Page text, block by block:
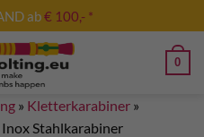
ab€ 100,- *
0
» Kletterkarabiner »
Inox Stahlkarabiner